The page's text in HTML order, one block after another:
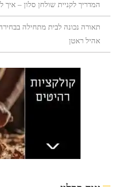
המדריך לקניית שולחן סלון – איך
תאורה נכונה לבית מתחילה
אהיל ראטן